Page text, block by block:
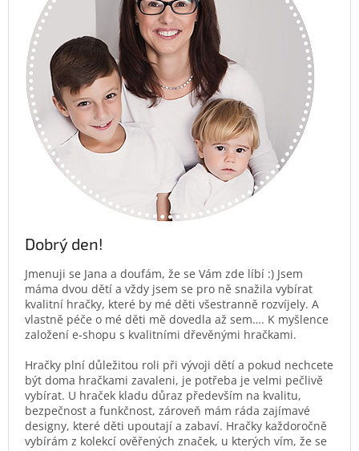
Dobrý den!
Jmenuji se Jana a doufám, že se Vám zde líbí :) Jsem
máma dvou dětí a vždy jsem se pro ně snažila vybírat
kvalitní hračky, které by mé děti všestranně rozvíjely. A
vlastně péče o mé děti mě dovedla až sem…. K myšlence
založení e-shopu s kvalitními dřevěnými hračkami.
Hračky plní důležitou roli při vývoji dětí a pokud nechcete
být doma hračkami zavaleni, je potřeba je velmi pečlivě
vybírat. U hraček kladu důraz především na kvalitu,
bezpečnost a funkčnost, zároveň mám ráda zajímavé
designy, které děti upoutají a zabaví. Hračky každoročně
vybírám z kolekcí ověřených značek, u kterých vím, že se